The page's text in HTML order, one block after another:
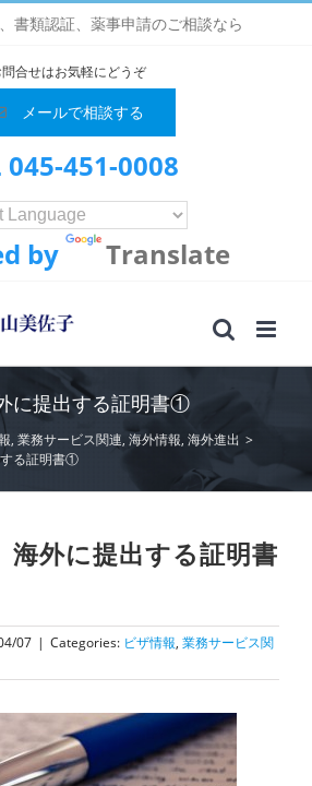
書類認証、薬事申請のご相談なら
問合せはお気軽にどうぞ
メールで相談する
045-451-0008
by Translate
に提出する証明書①
, 業務サービス関連, 海外情報, 海外進出 >
する証明書①
海外に提出する証明書
07 | Categories: ビザ情報, 業務サービス関